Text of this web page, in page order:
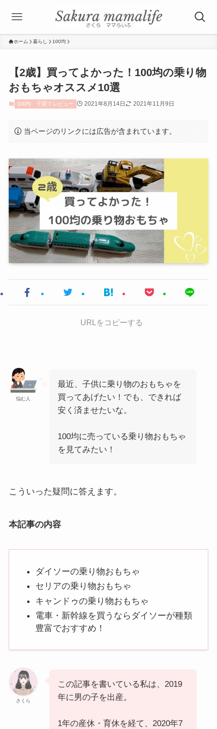
ホーム 暮らし 100均
【2歳】買ってよかった！100均の乗り物
おもちゃオススメ10選
100均 子育てレビュー 2021年8月14日 2021年11月9日
当ページのリンクには広告が含まれています。
URLをコピーする
悩む人
最近、子供に乗り物のおもちゃを
買ってあげたい！でも、できれば
安く済ませたいな。
100均に売っている乗り物おもちゃ
を見てみたい！
こういった疑問に答えます。
本記事の内容
ダイソーの乗り物おもちゃ
セリアの乗り物おもちゃ
キャンドゥの乗り物おもちゃ
電車・新幹線を買うならダイソーが種類
豊富でおすすめ！
さくら
この記事を書いている私は、2019
年に男の子を出産。
1年の産休・育休を経て、2020年7